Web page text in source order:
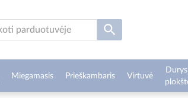
Miegamasis Prieškambaris Virtuvė